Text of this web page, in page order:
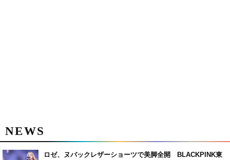
NEWS
ロゼ、ヌバックレザーショーツで美脚全開 BLACKPINK東